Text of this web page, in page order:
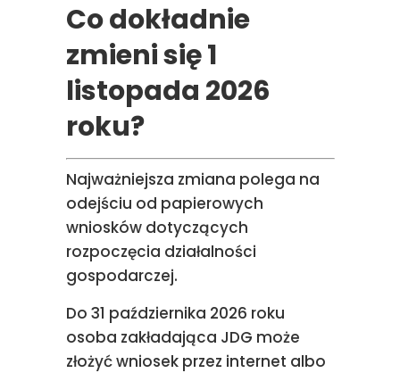
Co dokładnie
zmieni się 1
listopada 2026
roku?
Najważniejsza zmiana polega na
odejściu od papierowych
wniosków dotyczących
rozpoczęcia działalności
gospodarczej.
Do 31 października 2026 roku
osoba zakładająca JDG może
złożyć wniosek przez internet albo